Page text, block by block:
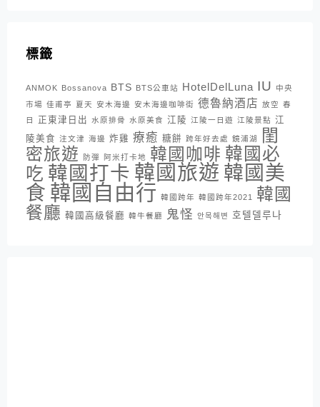
標籤
ANMOK Bossanova BTS BTS公車站 HotelDelLuna IU
中央
市場 佳甫亭 夏天 安木海邊 安木海邊咖啡街 德魯納酒店 放空 春
日
正東津日出 水原排骨 水原美食 江陵 江陵一日遊 江陵景點 江
陵美食 注文津 海邊 炸雞 療癒 糖餅 跨年好去處 鏡浦湖
閨
密旅遊
防彈 阿米打卡地 韓國咖啡 韓國必
吃 韓國打卡 韓國旅遊 韓國美
食 韓國自由行 韓國跨年 韓國跨年2021
韓國
餐廳 韓國高級餐廳 韓牛餐廳 鬼怪 안목해변 호텔델루나